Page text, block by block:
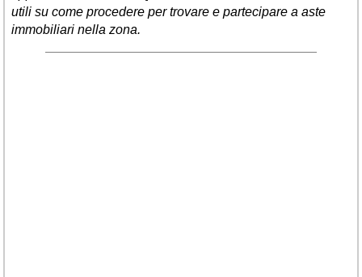
utili su come procedere per trovare e partecipare a aste
immobiliari nella zona.
Veneto